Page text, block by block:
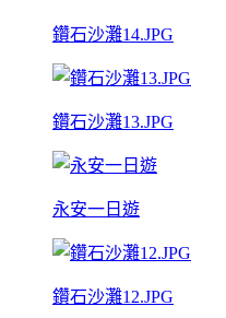
鑽石沙灘14.JPG
鑽石沙灘13.JPG
永安一日遊
鑽石沙灘12.JPG